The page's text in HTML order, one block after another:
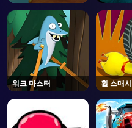
워크 마스터 휠 스매시